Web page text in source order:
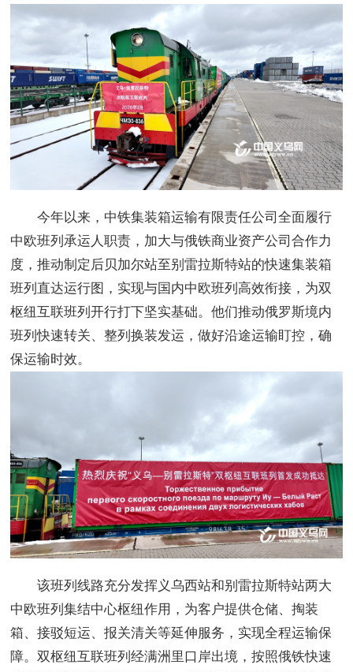
今年以来，中铁集装箱运输有限责任公司全面履行
中欧班列承运人职责，加大与俄铁商业资产公司合作力
度，推动制定后贝加尔站至别雷拉斯特站的快速集装箱
班列直达运行图，实现与国内中欧班列高效衔接，为双
枢纽互联班列开行打下坚实基础。他们推动俄罗斯境内
班列快速转关、整列换装发运，做好沿途运输盯控，确
保运输时效。
该班列线路充分发挥义乌西站和别雷拉斯特站两大
中欧班列集结中心枢纽作用，为客户提供仓储、掏装
箱、接驳短运、报关清关等延伸服务，实现全程运输保
障。双枢纽互联班列经满洲里口岸出境，按照俄铁快速